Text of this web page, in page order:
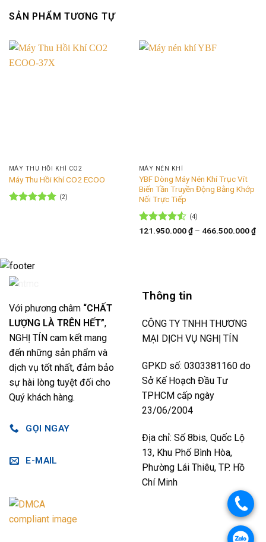
SẢN PHẨM TƯƠNG TỰ
MÁY THU HỒI KHÍ CO2
Máy Thu Hồi Khí CO2 ECOO
(2)
MÁY NÉN KHÍ
YBF Dòng Máy Nén Khí Trục Vít
Biến Tần Truyền Động Bằng Khớp
Nối Trực Tiếp
Được xếp
(4)
121.950.000₫ – 466.500.000₫
Với phương châm “CHẤT
LƯỢNG LÀ TRÊN HẾT”,
NGHỊ TÍN cam kết mang
đến những sản phẩm và
dịch vụ tốt nhất, đảm bảo
sự hài lòng tuyệt đối cho
Quý khách hàng.
GỌI NGAY
E-MAIL
Thông tin
CÔNG TY TNHH THƯƠNG
MẠI DỊCH VỤ NGHỊ TÍN
GPKD số: 0303381160 do
Sở Kế Hoạch Đầu Tư
TPHCM cấp ngày
23/06/2004
Địa chỉ: Số 8bis, Quốc Lộ
13, Khu Phố Bình Hòa,
Phường Lái Thiêu, TP. Hồ
Chí Minh
.
.